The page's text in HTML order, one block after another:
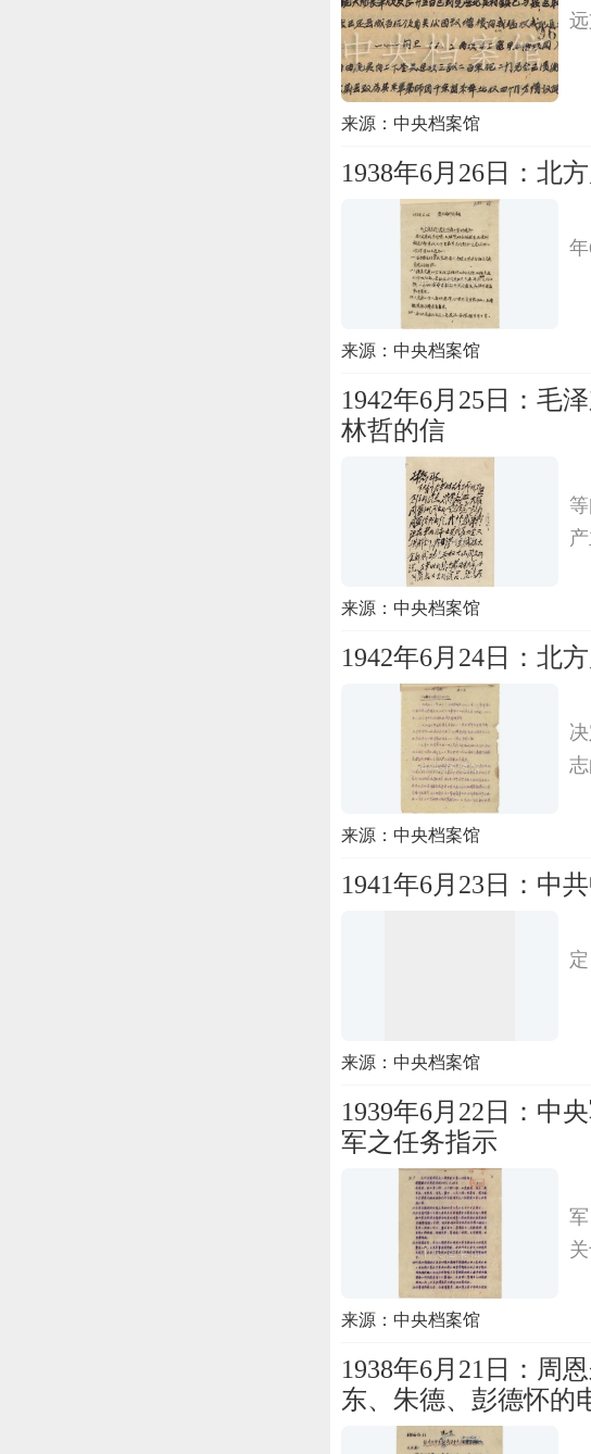
来源：中央档案馆
1938年6月26日：北
来源：中央档案馆
1942年6月25日：毛
林哲的信
来源：中央档案馆
1942年6月24日：北
志
来源：中央档案馆
1941年6月23日：中
定
来源：中央档案馆
1939年6月22日：中
军之任务指示
来源：中央档案馆
1938年6月21日：周
东、朱德、彭德怀的